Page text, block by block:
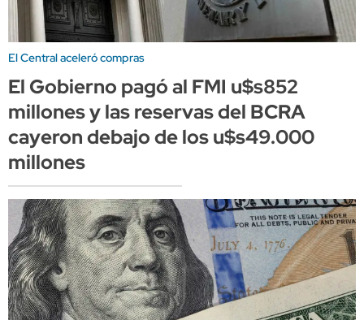
El Central aceleró compras
El Gobierno pagó al FMI u$s852
millones y las reservas del BCRA
cayeron debajo de los u$s49.000
millones